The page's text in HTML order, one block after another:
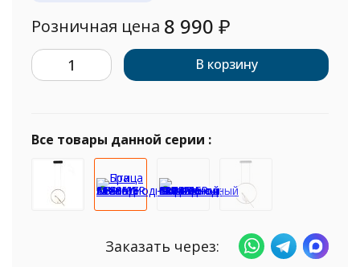
Розничная цена 8 990 ₽
В корзину
Все товары данной серии :
Заказать через: